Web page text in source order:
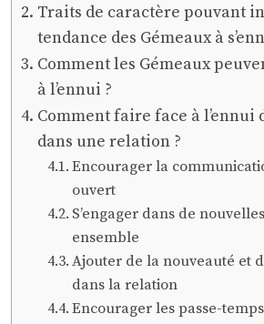
Traits de caractère pouvant
tendance des Gémeaux à
Comment les Gémeaux
à l’ennui ?
Comment faire face à l’ennui
dans une relation ?
Encourager la
ouvert
S’engager dans de
ensemble
Ajouter de la nouveauté et
dans la relation
Encourager les passe-